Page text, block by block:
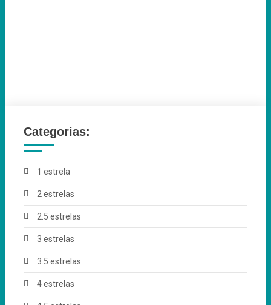
Categorias:
1 estrela
2 estrelas
2.5 estrelas
3 estrelas
3.5 estrelas
4 estrelas